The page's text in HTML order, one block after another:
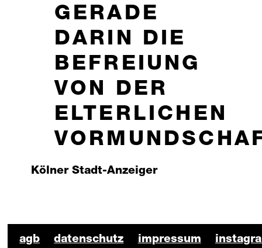
ERADE D
ARIN DIE B
EFREIUNG V
ON DER E
LTERLICHEN V
Kölner Stadt-Anzeiger
agb datenschutz impressum